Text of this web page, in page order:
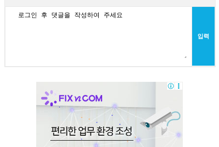
입력